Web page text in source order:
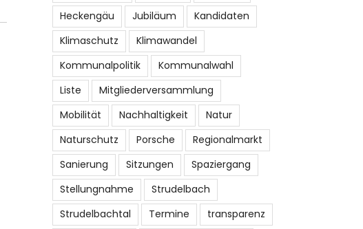
Heckengäu
Jubiläum
Kandidaten
Klimaschutz
Klimawandel
Kommunalpolitik
Kommunalwahl
Liste
Mitgliederversammlung
Mobilität
Nachhaltigkeit
Natur
Naturschutz
Porsche
Regionalmarkt
Sanierung
Sitzungen
Spaziergang
Stellungnahme
Strudelbach
Strudelbachtal
Termine
transparenz